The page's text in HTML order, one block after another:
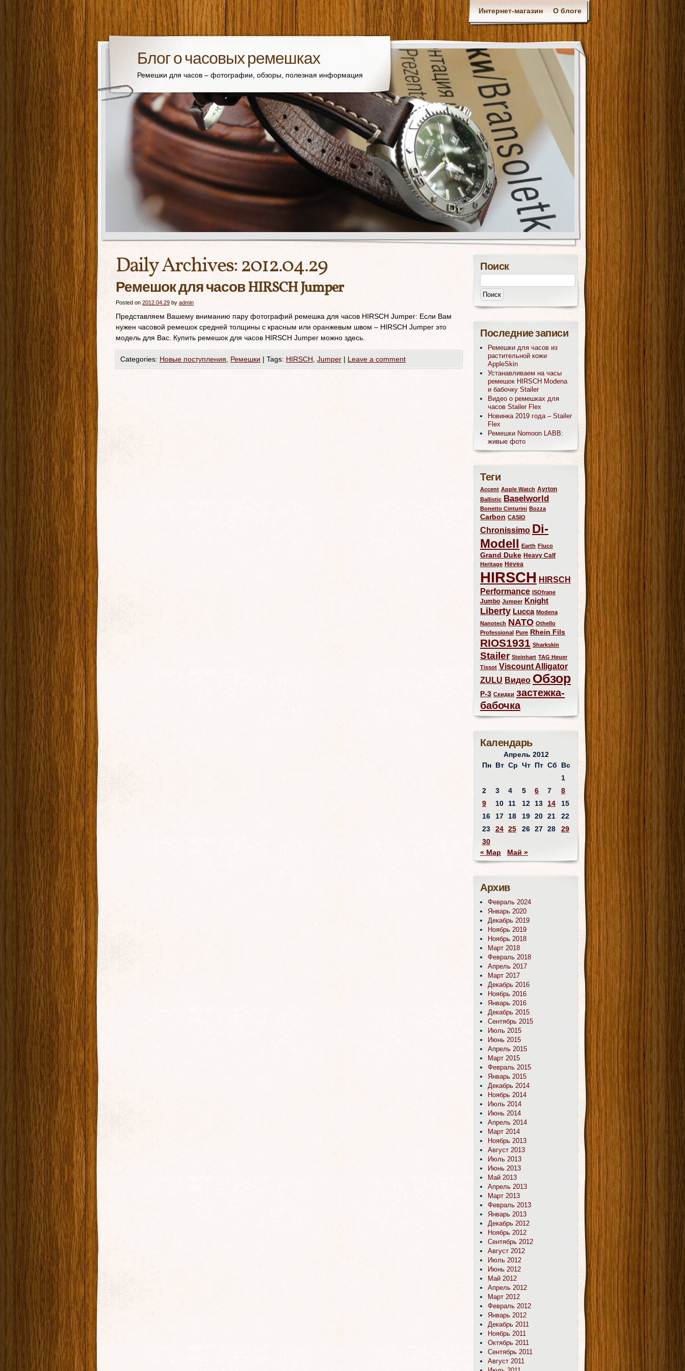
Интернет-магазин О блоге
Блог о часовых ремешках
Ремешки для часов – фотографии, обзоры, полезная информация
Daily Archives:2012.04.29
Ремешок для часов HIRSCH Jumper
Posted on 2012.04.29 by admin
Представляем Вашему вниманию пару фотографий ремешка для часов HIRSCH Jumper: Если Вам
нужен часовой ремешок средней толщины с красным или оранжевым швом – HIRSCH Jumper это
модель для Вас. Купить ремешок для часов HIRSCH Jumper можно здесь.
Categories: Новые поступления Ремешки | Tags: HIRSCH Jumper | Leave a comment
Поиск
Последние записи
Ремешки для часов из
растительной кожи
AppleSkin
Устанавливаем на часы
ремешок HIRSCH Modena
и бабочку Stailer
Видео о ремешках для
часов Stailer Flex
Новинка 2019 года – Stailer
Flex
Ремешки Nomoon LABB:
живые фото
Теги
Accent Apple Watch Ayrton
Ballistic Baselworld
Bonetto Cinturini Bozza
Carbon CASIO
Chronissimo Di-
Modell Earth Fluco
Grand Duke Heavy Calf
Heritage Hevea
HIRSCH HIRSCH
Performance ISOfrane
Jumbo Jumper Knight
Liberty Lucca Modena
Nanotech NATO Othello
Professional Pure Rhein Fils
RIOS1931 Sharkskin
Stailer Steinhart TAG Heuer
Tissot Viscount Alligator
ZULU Видео Обзор
Р-3 Скидки застежка-
бабочка
Календарь
Апрель 2012
Пн Вт Ср Чт Пт Сб
Вс
1
2
3 4 5 6 7
8
9
10 11 12 13 14
15
16
17 18 19 20 21
22
23
24 25 26 27 28
29
30
« Мар
Май »
Архив
Февраль 2024
Январь 2020
Декабрь 2019
Ноябрь 2019
Ноябрь 2018
Март 2018
Февраль 2018
Апрель 2017
Март 2017
Декабрь 2016
Ноябрь 2016
Январь 2016
Декабрь 2015
Сентябрь 2015
Июль 2015
Июнь 2015
Апрель 2015
Март 2015
Февраль 2015
Январь 2015
Декабрь 2014
Ноябрь 2014
Июль 2014
Июнь 2014
Апрель 2014
Март 2014
Ноябрь 2013
Август 2013
Июль 2013
Июнь 2013
Май 2013
Апрель 2013
Март 2013
Февраль 2013
Январь 2013
Декабрь 2012
Ноябрь 2012
Сентябрь 2012
Август 2012
Июль 2012
Июнь 2012
Май 2012
Апрель 2012
Март 2012
Февраль 2012
Январь 2012
Декабрь 2011
Ноябрь 2011
Октябрь 2011
Сентябрь 2011
Август 2011